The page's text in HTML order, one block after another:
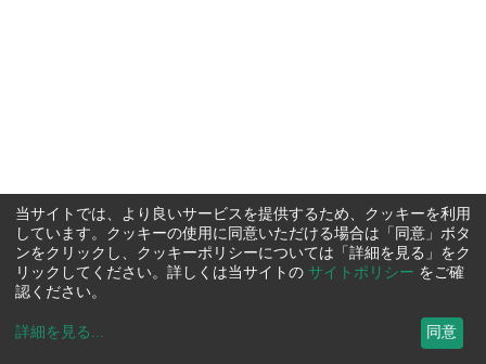
当サイトでは、より良いサービスを提供するため、クッキーを利用
しています。クッキーの使用に同意いただける場合は「同意」ボタ
ンをクリックし、クッキーポリシーについては「詳細を見る」をク
リックしてください。詳しくは当サイトの サイトポリシー をご確
認ください。
詳細を見る ... 同意